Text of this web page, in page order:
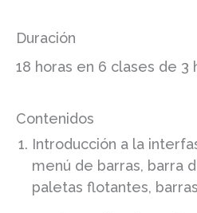
Duración
18 horas en 6 clases de 3
Contenidos
Introducción a la
menú de barras, barra
paletas flotantes,